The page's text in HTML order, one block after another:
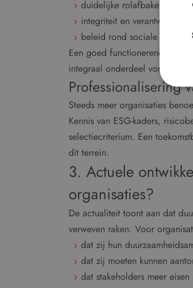
duidelijke rolafbakening
integriteit en
beleid rond sociale
Een goed functionerende RvT
integraal onderdeel vormt van
Professionalisering
Steeds meer organisaties
Kennis van ESG-kaders,
selectiecriterium. Een
dit terrein.
3. Actuele
organisaties?
De actualiteit toont aan dat
verweven raken. Voor
dat zij hun
dat zij moeten kunnen
dat stakeholders meer